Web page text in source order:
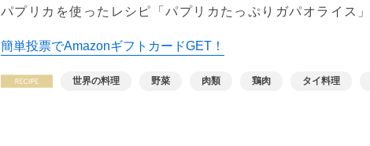
パプリカを使ったレシピ「パプリカたっぷりガパオライス
簡単投票でAmazonギフトカードGET！
世界の料理 野菜 肉類 鶏肉 タイ料理